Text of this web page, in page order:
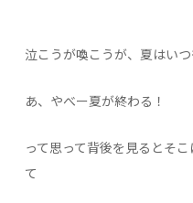
泣こうが喚こうが、夏はい
あ、やべー夏が終わる！
って思って背後を見るとそ
て